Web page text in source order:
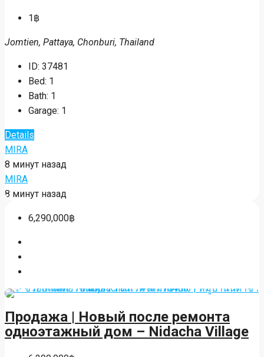
1฿
Jomtien, Pattaya, Chonburi, Thailand
ID: 37481
Bed: 1
Bath: 1
Garage: 1
Details
MIRA
8 минут назад
MIRA
8 минут назад
6,290,000฿
Продажа | Новый после ремонта
одноэтажный дом – Nidacha Village